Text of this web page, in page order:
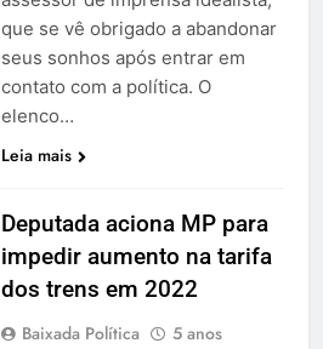
que se vê obrigado a abandonar
seus sonhos após entrar em
contato com a política. O
elenco…
Leia mais
Deputada aciona MP para
impedir aumento na tarifa
dos trens em 2022
Baixada Política
5 anos